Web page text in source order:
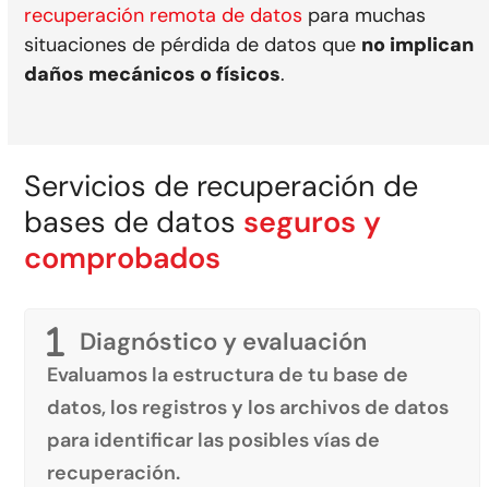
recuperación remota de datos para muchas
situaciones de pérdida de datos que no implican
daños mecánicos o físicos.
Servicios de recuperación de
bases de datos seguros y
comprobados
Diagnóstico y evaluación
Evaluamos la estructura de tu base de
datos, los registros y los archivos de datos
para identificar las posibles vías de
recuperación.